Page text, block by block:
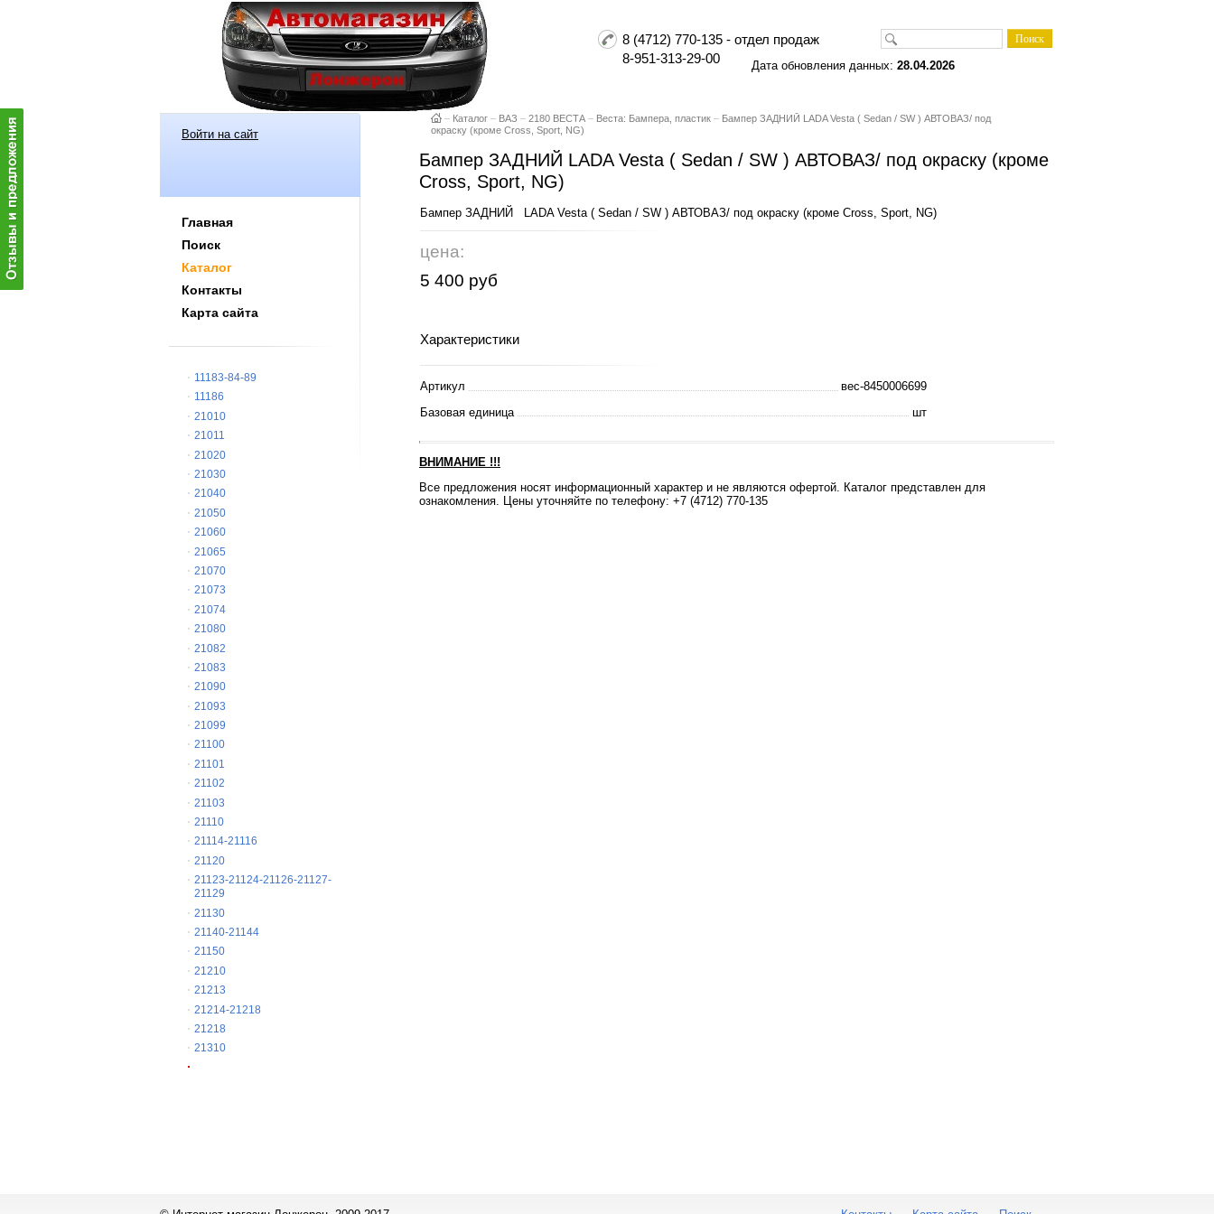
8 (4712) 770-135 - отдел продаж
8-951-313-29-00
Дата обновления данных: 28.04.2026
Войти на сайт
Главная
Поиск
Каталог
Контакты
Карта сайта
11183-84-89
11186
21010
21011
21020
21030
21040
21050
21060
21065
21070
21073
21074
21080
21082
21083
21090
21093
21099
21100
21101
21102
21103
21110
21114-21116
21120
21123-21124-21126-21127-
21129
21130
21140-21144
21150
21210
21213
21214-21218
21218
21310
– Каталог – ВАЗ – 2180 ВЕСТА – Веста: Бампера, пластик – Бампер ЗАДНИЙ LADA Vesta ( Sedan / SW ) АВТОВАЗ/ под
окраску (кроме Cross, Sport, NG)
Бампер ЗАДНИЙ LADA Vesta ( Sedan / SW ) АВТОВАЗ/ под окраску (кроме
Cross, Sport, NG)
Бампер ЗАДНИЙ LADA Vesta ( Sedan / SW ) АВТОВАЗ/ под окраску (кроме Cross, Sport, NG)
цена:
5 400 руб
Характеристики
Артикул
вес-8450006699
Базовая единица
шт
ВНИМАНИЕ !!!
Все предложения носят информационный характер и не являются офертой. Каталог представлен для
ознакомления. Цены уточняйте по телефону: +7 (4712) 770-135